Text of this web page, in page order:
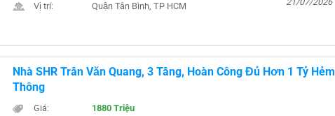
Vị trí: Quận Tân Bình, TP HCM
Nhà SHR Trần Văn Quang, 3 Tầng, Hoàn Công Đủ Hơn 1 Tỷ Hẻm
Thông
Giá: 1880 Triệu